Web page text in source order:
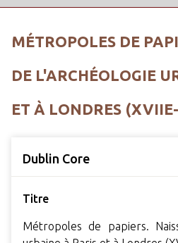
MÉTROPOLES DE
DE L'ARCHÉOLOGIE
ET À LONDRES
Dublin Core
Titre
Métropoles de papiers.